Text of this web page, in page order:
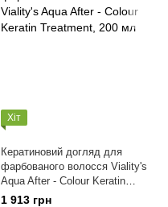
Хіт
Кератиновий догляд для
фарбованого волосся Viality's
Aqua After - Colour Keratin
Treatment, 200 мл
1 913 грн